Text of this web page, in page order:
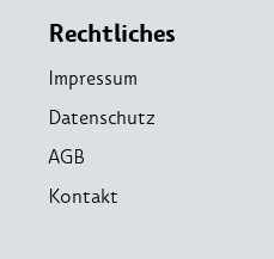
Rechtliches
Impressum
Datenschutz
AGB
Kontakt